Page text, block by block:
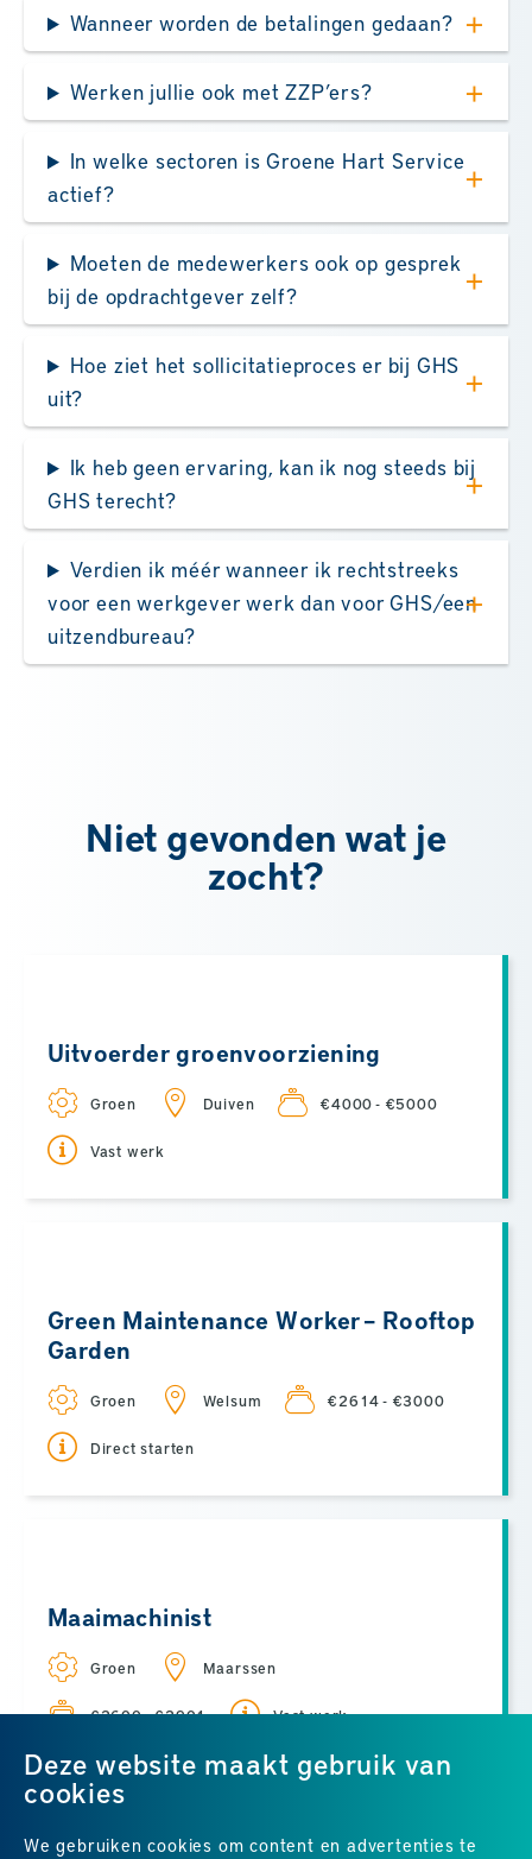
Deze website maakt gebruik van
cookies
We gebruiken cookies om content en advertenties te
Wanneer worden de betalingen gedaan?
Werken jullie ook met ZZP’ers?
In welke sectoren is Groene Hart Service
actief?
Moeten de medewerkers ook op gesprek
bij de opdrachtgever zelf?
Hoe ziet het sollicitatieproces er bij GHS
uit?
Ik heb geen ervaring, kan ik nog steeds bij
GHS terecht?
Verdien ik méér wanneer ik rechtstreeks
voor een werkgever werk dan voor GHS/een
uitzendbureau?
Niet gevonden wat je
zocht?
Uitvoerder groenvoorziening
Groen Duiven €4000 - €5000
Vast werk
Green Maintenance Worker – Rooftop
Garden
Groen Welsum €2614 - €3000
Direct starten
Maaimachinist
Groen Maarssen
€2600 - €2901 Vast werk
ALLE VACATURES